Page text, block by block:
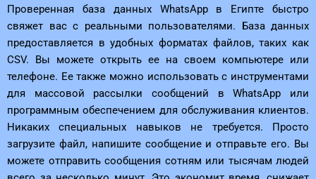
Проверенная база данных WhatsApp в Египте быстро
свяжет вас с реальными пользователями. База данных
предоставляется в удобных форматах файлов, таких как
CSV. Вы можете открыть ее на своем компьютере или
телефоне. Ее также можно использовать с инструментами
для массовой рассылки сообщений в WhatsApp или
программным обеспечением для обслуживания клиентов.
Никаких специальных навыков не требуется. Просто
загрузите файл, напишите сообщение и отправьте его. Вы
можете отправить сообщения сотням или тысячам людей